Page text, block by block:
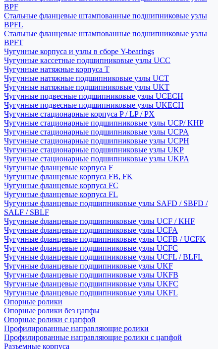
BPF
Стальные фланцевые штампованные подшипниковые узлы
BPFL
Стальные фланцевые штампованные подшипниковые узлы
BPFT
Чугунные корпуса и узлы в сборе Y-bearings
Чугунные кассетные подшипниковые узлы UCC
Чугунные натяжные корпуса T
Чугунные натяжные подшипниковые узлы UCT
Чугунные натяжные подшипниковые узлы UKT
Чугунные подвесные подшипниковые узлы UCECH
Чугунные подвесные подшипниковые узлы UKECH
Чугунные стационарные корпуса P / LP / PX
Чугунные стационарные подшипниковые узлы UCP/ KHP
Чугунные стационарные подшипниковые узлы UCPA
Чугунные стационарные подшипниковые узлы UCPH
Чугунные стационарные подшипниковые узлы UKP
Чугунные стационарные подшипниковые узлы UKPA
Чугунные фланцевые корпуса F
Чугунные фланцевые корпуса FB, FK
Чугунные фланцевые корпуса FC
Чугунные фланцевые корпуса FL
Чугунные фланцевые подшипниковые узлы SAFD / SBFD /
SALF / SBLF
Чугунные фланцевые подшипниковые узлы UCF / KHF
Чугунные фланцевые подшипниковые узлы UCFA
Чугунные фланцевые подшипниковые узлы UCFB / UCFK
Чугунные фланцевые подшипниковые узлы UCFC
Чугунные фланцевые подшипниковые узлы UCFL / BLFL
Чугунные фланцевые подшипниковые узлы UKF
Чугунные фланцевые подшипниковые узлы UKFB
Чугунные фланцевые подшипниковые узлы UKFC
Чугунные фланцевые подшипниковые узлы UKFL
Опорные ролики
Опорные ролики без цапфы
Опорные ролики с цапфой
Профилированные направляющие ролики
Профилированные направляющие ролики с цапфой
Разъемные корпуса